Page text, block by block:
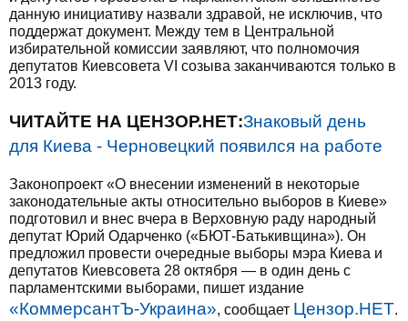
данную инициативу назвали здравой, не исключив, что
поддержат документ. Между тем в Центральной
избирательной комиссии заявляют, что полномочия
депутатов Киевсовета VI созыва заканчиваются только в
2013 году.
ЧИТАЙТЕ НА ЦЕНЗОР.НЕТ:Знаковый день
для Киева - Черновецкий появился на работе
Законопроект «О внесении изменений в некоторые
законодательные акты относительно выборов в Киеве»
подготовил и внес вчера в Верховную раду народный
депутат Юрий Одарченко («БЮТ-Батькивщина»). Он
предложил провести очередные выборы мэра Киева и
депутатов Киевсовета 28 октября — в один день с
парламентскими выборами, пишет издание
«КоммерсантЪ-Украина», сообщает Цензор.НЕТ.